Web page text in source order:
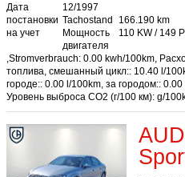
Дата
постановки
на учет
12/1997
Tachostand
166.190 km
Мощность
двигателя
110 KW / 149
,Stromverbrauch: 0.00 kwh/100km,
топлива, смешанный цикл:: 10.40 l/
городе:: 0.00 l/100km, за городом::
Уровень выброса СО2 (г/100 км): g/